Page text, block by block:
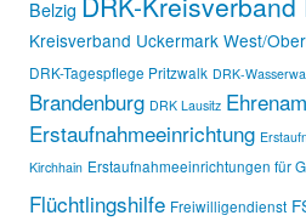
Belzig
Kreisverband Uckermark West/
DRK-Tagespflege Pritzwalk DRK-
Brandenburg DRK Lausitz
Erstaufnahmeeinrichtung
Kirchhain Erstaufnahmeeinrichtungen für
Flüchtlingshilfe Freiwilligendienst